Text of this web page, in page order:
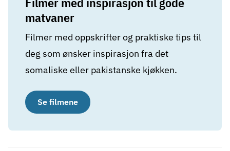
matvaner
Filmer med oppskrifter og praktiske tips til
deg som ønsker inspirasjon fra det
somaliske eller pakistanske kjøkken.
Se filmene